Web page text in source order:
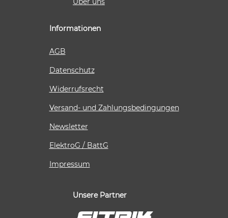
Informationen
AGB
Datenschutz
Widerrufsrecht
Versand- und Zahlungsbedingungen
Newsletter
ElektroG / BattG
Impressum
Unsere Partner